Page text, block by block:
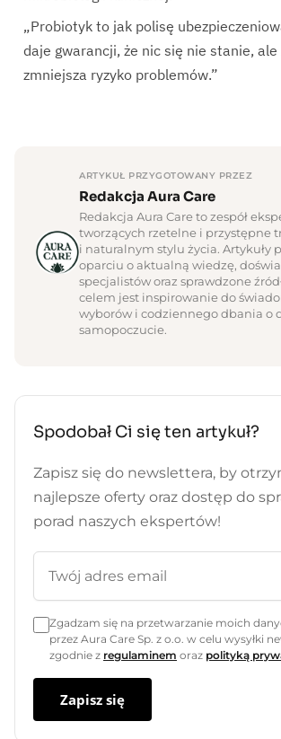
„Probiotyk to jak polisę
daje gwarancji, że nic się nie stanie, ale
zmniejsza ryzyko problemów.”
ARTYKUŁ PRZYGOTOWANY PRZEZ
Redakcja Aura Care
Redakcja Aura Care to zespół
tworzących rzetelne i przystępne
i naturalnym stylu życia. Artykuły
oparciu o aktualną wiedzę,
specjalistów oraz sprawdzone
celem jest inspirowanie do
wyborów i codziennego dbania o
samopoczucie.
Spodobał Ci się ten artykuł?
Zapisz się do newslettera, by
najlepsze oferty oraz dostęp do
porad naszych ekspertów!
Zgadzam się na przetwarzanie moich
przez Aura Care Sp. z o.o. w celu wysyłki
zgodnie z regulaminem oraz polityką
Zapisz się